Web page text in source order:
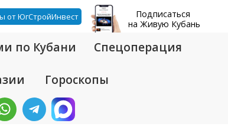
от ЮгСтройИнвест
Подписаться
на Живую Кубань
по Кубани Спецоперация
Гороскопы